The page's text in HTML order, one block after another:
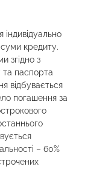
кредиту.
згідно з
та паспорта
відбувається
погашення за
– 60%